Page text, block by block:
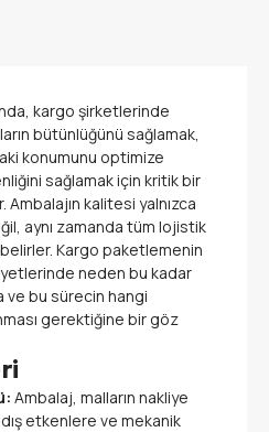
kargo şirketlerinde
bütünlüğünü sağlamak,
konumunu optimize
sağlamak için kritik bir
kalitesi yalnızca
aynı zamanda tüm lojistik
Kargo paketlemenin
neden bu kadar
ve bu sürecin hangi
gerektiğine bir göz
Ambalaj, malların nakliye
etkenlere ve mekanik